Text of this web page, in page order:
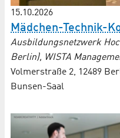
15.10.2026
Mädchen-Technik-
Ausbildungsnetzwerk
Berlin), WISTA
Volmerstraße 2, 12489
Bunsen-Saal